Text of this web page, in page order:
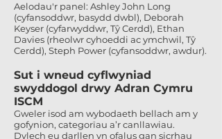
Aelodau'r panel: Ashley John Long
(cyfansoddwr, basydd dwbl), Deborah
Keyser (cyfarwyddwr, Tŷ Cerdd), Ethan
Davies (rheolwr cyhoeddi ac ymchwil, Tŷ
Cerdd), Steph Power (cyfansoddwr, awdur).
Sut i wneud cyflwyniad
swyddogol drwy Adran Cymru
ISCM
Gweler isod am wybodaeth bellach am y
gofynion, categorïau a’r canllawiau.
Dylech eu darllen yn ofalus gan sicrhau